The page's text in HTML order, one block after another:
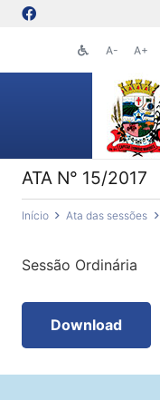
A- A+
ATA N° 15/2017
Início Ata das sessões
Sessão Ordinária
Download